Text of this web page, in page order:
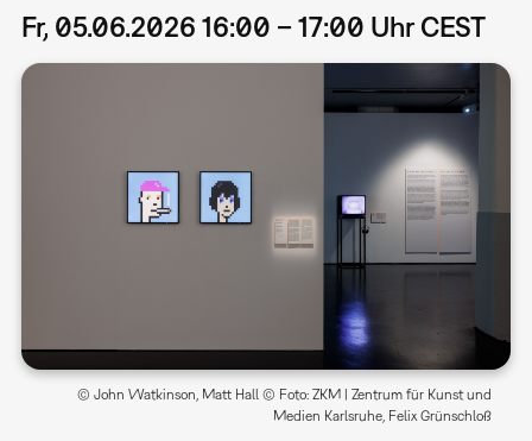
Fr, 05.06.2026 16:00 – 17:00 Uhr CEST
© John Watkinson, Matt Hall © Foto: ZKM | Zentrum für Kunst und
Medien Karlsruhe, Felix Grünschloß